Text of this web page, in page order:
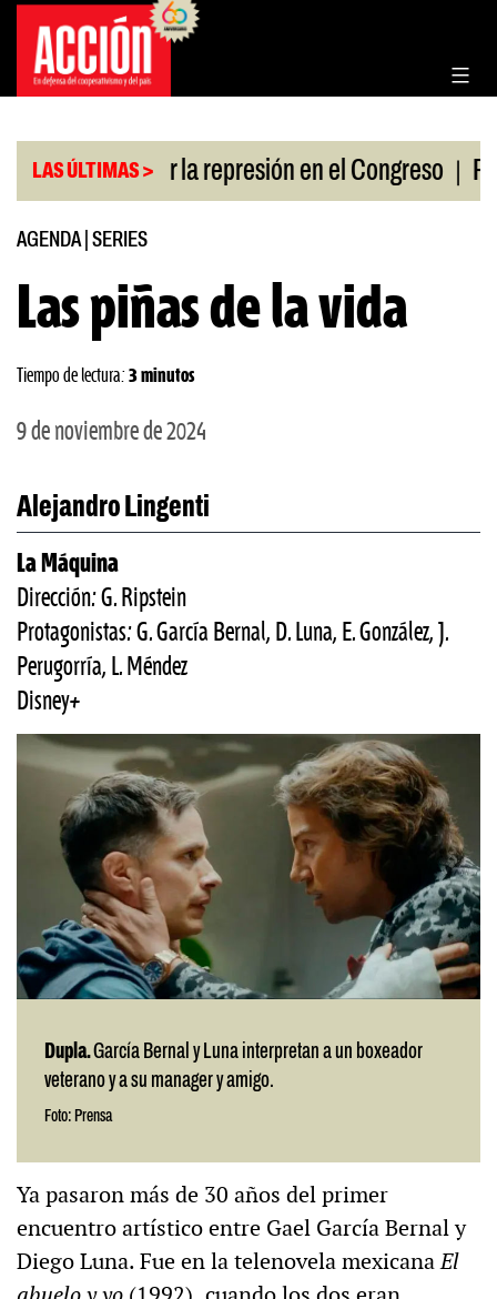
Saltar
contenido
LAS ÚLTIMAS >
por la represión en el Congreso |
AGENDA| SERIES
Las piñas de la vida
Tiempo de lectura: 3 minutos
9 de noviembre de 2024
Alejandro Lingenti
La Máquina
Dirección: G. Ripstein
Protagonistas: G. García Bernal, D. Luna, E. González, J.
Perugorría, L. Méndez
Disney+
Dupla.García Bernal y Luna interpretan a un boxeador
veterano y a su manager y amigo.
Foto: Prensa
Ya pasaron más de 30 años del primer
encuentro artístico entre Gael García Bernal y
Diego Luna. Fue en la telenovela mexicanaEl